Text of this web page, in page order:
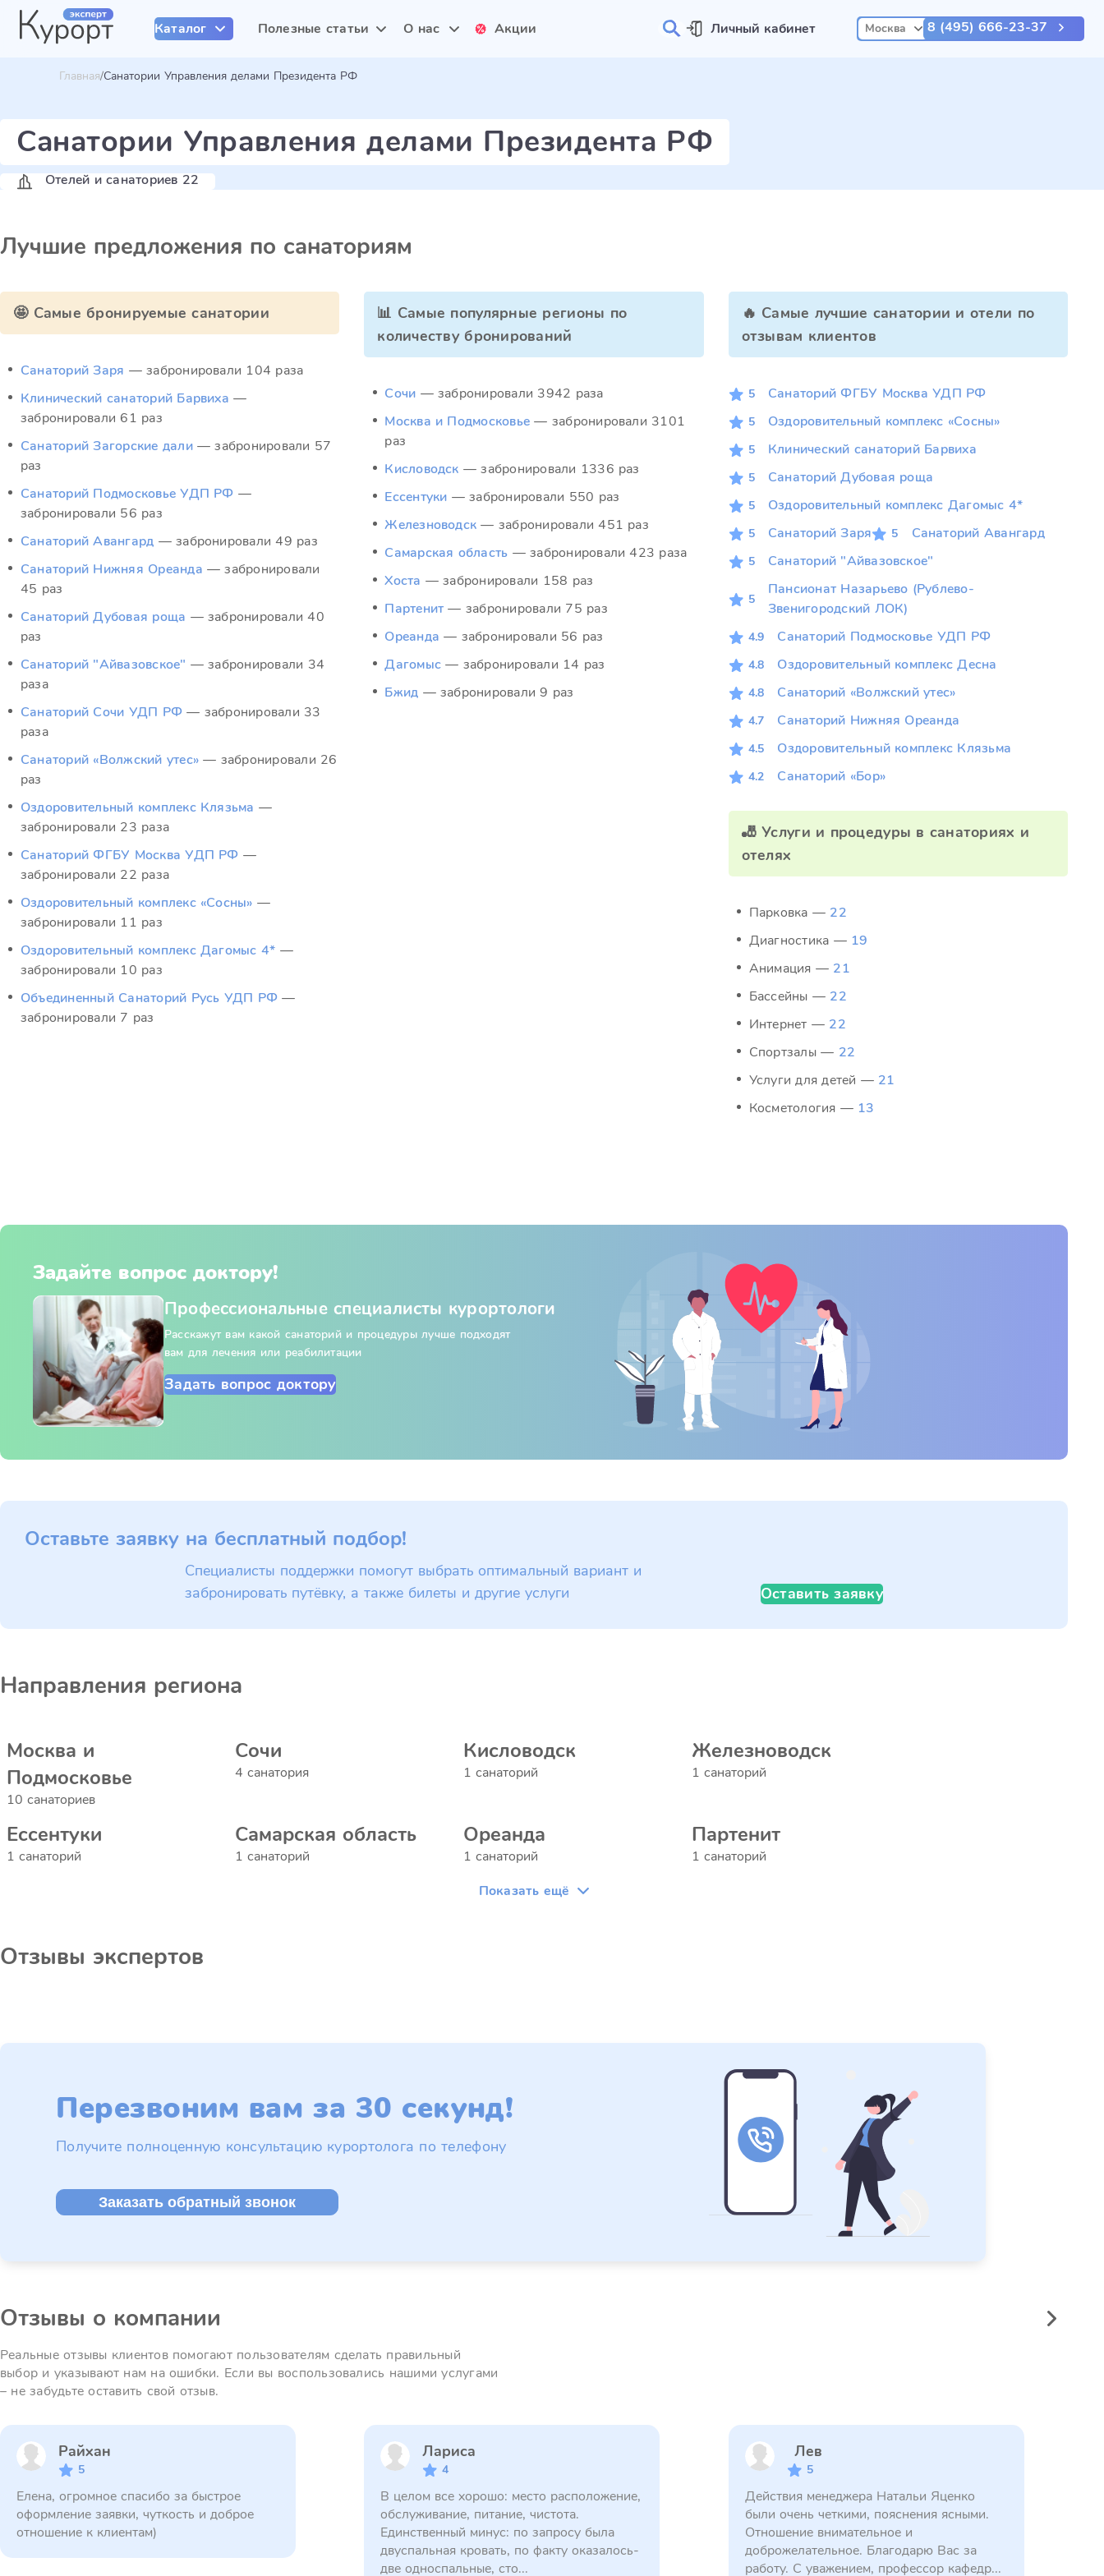
Каталог Полезные статьи О нас Акции Личный кабинет Москва 8 (495) 666-23-37
Главная Санатории Управления делами Президента РФ
Санатории Управления делами Президента РФ
Отелей и санаториев 22
Лучшие предложения по санаториям
🤩 Самые бронируемые санатории
Санаторий Заря — забронировали 104 раза
Клинический санаторий Барвиха —
забронировали 61 раз
Санаторий Загорские дали — забронировали 57
раз
Санаторий Подмосковье УДП РФ —
забронировали 56 раз
Санаторий Авангард — забронировали 49 раз
Санаторий Нижняя Ореанда — забронировали
45 раз
Санаторий Дубовая роща — забронировали 40
раз
Санаторий "Айвазовское" — забронировали 34
раза
Санаторий Сочи УДП РФ — забронировали 33
раза
Санаторий «Волжский утес» — забронировали 26
раз
Оздоровительный комплекс Клязьма —
забронировали 23 раза
Санаторий ФГБУ Москва УДП РФ —
забронировали 22 раза
Оздоровительный комплекс «Сосны» —
забронировали 11 раз
Оздоровительный комплекс Дагомыс 4* —
забронировали 10 раз
Объединенный Санаторий Русь УДП РФ —
забронировали 7 раз
📊 Самые популярные регионы по
количеству бронирований
Сочи — забронировали 3942 раза
Москва и Подмосковье — забронировали 3101
раз
Кисловодск — забронировали 1336 раз
Ессентуки — забронировали 550 раз
Железноводск — забронировали 451 раз
Самарская область — забронировали 423 раза
Хоста — забронировали 158 раз
Партенит — забронировали 75 раз
Ореанда — забронировали 56 раз
Дагомыс — забронировали 14 раз
Бжид — забронировали 9 раз
🔥 Самые лучшие санатории и отели по
отзывам клиентов
5 Санаторий ФГБУ Москва УДП РФ
5 Оздоровительный комплекс «Сосны»
5 Клинический санаторий Барвиха
5 Санаторий Дубовая роща
5 Оздоровительный комплекс Дагомыс 4*
5 Санаторий Заря 5 Санаторий Авангард
5 Санаторий "Айвазовское"
5
Пансионат Назарьево (Рублево-
Звенигородский ЛОК)
4.9 Санаторий Подмосковье УДП РФ
4.8 Оздоровительный комплекс Десна
4.8 Санаторий «Волжский утес»
4.7 Санаторий Нижняя Ореанда
4.5 Оздоровительный комплекс Клязьма
4.2 Санаторий «Бор»
🎳 Услуги и процедуры в санаториях и
отелях
Парковка — 22
Диагностика — 19
Анимация — 21
Бассейны — 22
Интернет — 22
Спортзалы — 22
Услуги для детей — 21
Косметология — 13
Задайте вопрос доктору!
Профессиональные специалисты курортологи
Расскажут вам какой санаторий и процедуры лучше подходят
вам для лечения или реабилитации
Задать вопрос доктору
Оставьте заявку на бесплатный подбор!
Специалисты поддержки помогут выбрать оптимальный вариант и
забронировать путёвку, а также билеты и другие услуги
Оставить заявку
Направления региона
Москва и
Подмосковье
10 санаториев
Сочи
4 санатория
Кисловодск
1 санаторий
Железноводск
1 санаторий
Ессентуки
1 санаторий
Самарская область
1 санаторий
Ореанда
1 санаторий
Партенит
1 санаторий
Показать ещё
Отзывы экспертов
Перезвоним вам за 30 секунд!
Получите полноценную консультацию курортолога по телефону
Заказать обратный звонок
Отзывы о компании
Реальные отзывы клиентов помогают пользователям сделать правильный
выбор и указывают нам на ошибки. Если вы воспользовались нашими услугами
– не забудьте оставить свой отзыв.
Райхан
5
Елена, огромное спасибо за быстрое
оформление заявки, чуткость и доброе
отношение к клиентам)
Лариса
4
В целом все хорошо: место расположение,
обслуживание, питание, чистота.
Единственный минус: по запросу была
двуспальная кровать, по факту оказалось-
две односпальные, сто...
Лев
5
Действия менеджера Натальи Яценко
были очень четкими, пояснения ясными.
Отношение внимательное и
доброжелательное. Благодарю Вас за
работу. С уважением, профессор кафедр...